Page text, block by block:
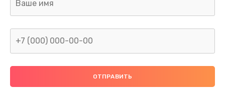
Заказать
Ремонт пищалок(твитеров)
900 руб.
Заказать